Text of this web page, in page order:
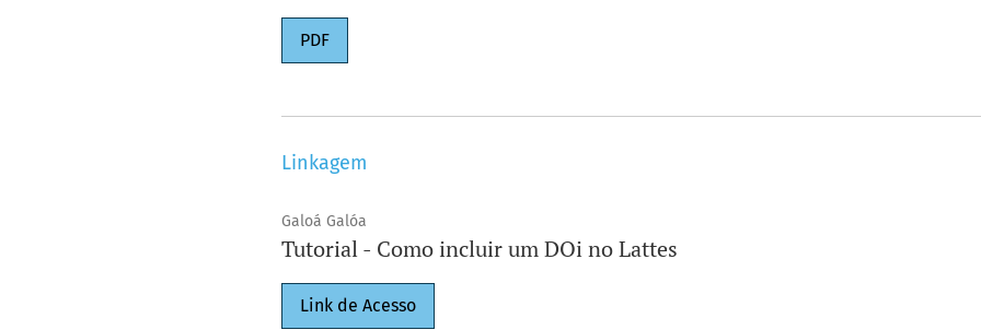
PDF
Linkagem
Galoá Galóa
Tutorial - Como incluir um DOi no Lattes
Link de Acesso